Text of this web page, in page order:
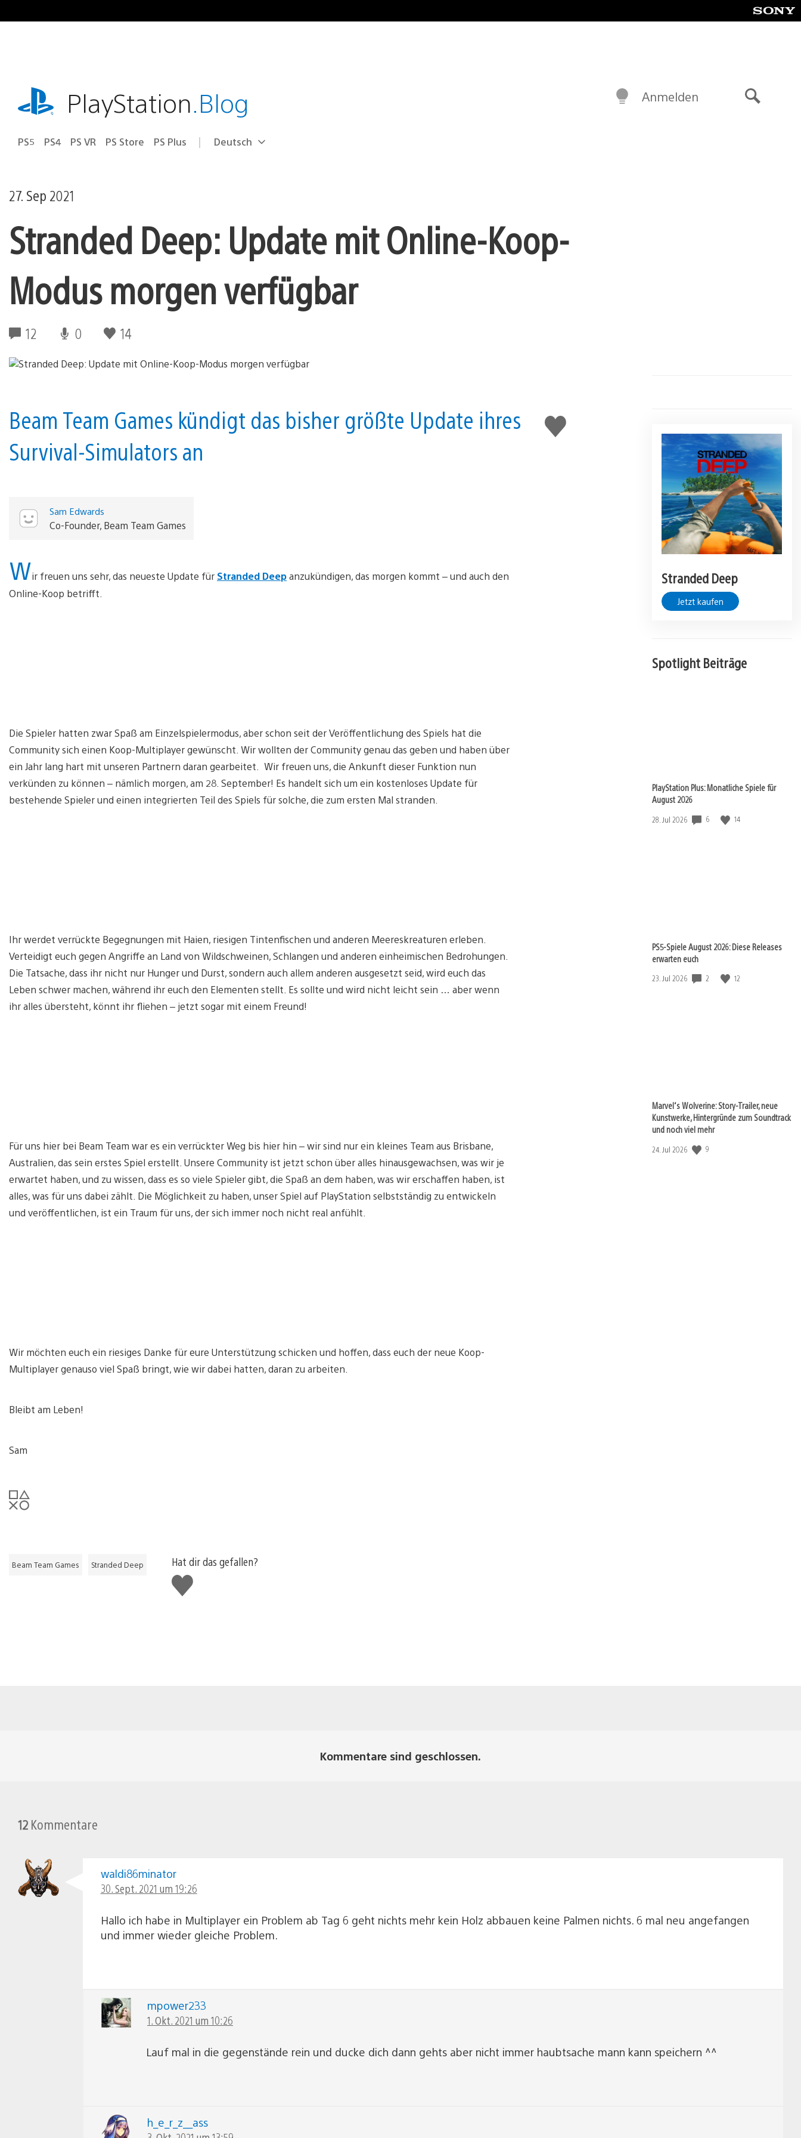
Inhalt
playstation.comPlayStation.Blog
PS5 PS4 PS VR PS Store PS Plus Select
Aktuelle
Deutsch
Anmelden
27. Sep 2021
Stranded Deep: Update mit Online-Koop-
Modus morgen verfügbar
12 0 14
Gefällt
mir
Beam Team Games kündigt das bisher größte Update ihres
Survival-Simulators an
Sam Edwards
Co-Founder, Beam Team Games
Wir freuen uns sehr, das neueste Update für Stranded Deepanzukündigen, das morgen kommt – und auch den
Online-Koop betrifft.
Die Spieler hatten zwar Spaß am Einzelspielermodus, aber schon seit der Veröffentlichung des Spiels hat die
Community sich einen Koop-Multiplayer gewünscht. Wir wollten der Community genau das geben und haben über
ein Jahr lang hart mit unseren Partnern daran gearbeitet. Wir freuen uns, die Ankunft dieser Funktion nun
verkünden zu können – nämlich morgen, am 28. September! Es handelt sich um ein kostenloses Update für
bestehende Spieler und einen integrierten Teil des Spiels für solche, die zum ersten Mal stranden.
Ihr werdet verrückte Begegnungen mit Haien, riesigen Tintenfischen und anderen Meereskreaturen erleben.
Verteidigt euch gegen Angriffe an Land von Wildschweinen, Schlangen und anderen einheimischen Bedrohungen.
Die Tatsache, dass ihr nicht nur Hunger und Durst, sondern auch allem anderen ausgesetzt seid, wird euch das
Leben schwer machen, während ihr euch den Elementen stellt. Es sollte und wird nicht leicht sein … aber wenn
ihr alles übersteht, könnt ihr fliehen – jetzt sogar mit einem Freund!
Für uns hier bei Beam Team war es ein verrückter Weg bis hier hin – wir sind nur ein kleines Team aus Brisbane,
Australien, das sein erstes Spiel erstellt. Unsere Community ist jetzt schon über alles hinausgewachsen, was wir je
erwartet haben, und zu wissen, dass es so viele Spieler gibt, die Spaß an dem haben, was wir erschaffen haben, ist
alles, was für uns dabei zählt. Die Möglichkeit zu haben, unser Spiel auf PlayStation selbstständig zu entwickeln
und veröffentlichen, ist ein Traum für uns, der sich immer noch nicht real anfühlt.
Wir möchten euch ein riesiges Danke für eure Unterstützung schicken und hoffen, dass euch der neue Koop-
Multiplayer genauso viel Spaß bringt, wie wir dabei hatten, daran zu arbeiten.
Bleibt am Leben!
Sam
Beam Team Games Stranded Deep
Hat dir das gefallen?
Gefällt
mir
Stranded Deep
Jetzt kaufen
Spotlight Beiträge
PlayStation Plus: Monatliche Spiele für
August 2026
Veröffentlichungsdatum:
28. Jul 2026 6 14
PS5-Spiele August 2026: Diese Releases
erwarten euch
Veröffentlichungsdatum:
23. Jul 2026 2 12
Marvel‘s Wolverine: Story-Trailer, neue
Kunstwerke, Hintergründe zum Soundtrack
und noch viel mehr
Veröffentlichungsdatum:
24. Jul 2026 9
Kommentare sind geschlossen.
12 Kommentare
waldi86minator
30. Sept. 2021 um 19:26
Hallo ich habe in Multiplayer ein Problem ab Tag 6 geht nichts mehr kein Holz abbauen keine Palmen nichts. 6 mal neu angefangen
und immer wieder gleiche Problem.
mpower233
1. Okt. 2021 um 10:26
Lauf mal in die gegenstände rein und ducke dich dann gehts aber nicht immer haubtsache mann kann speichern ^^
h_e_r_z__ass